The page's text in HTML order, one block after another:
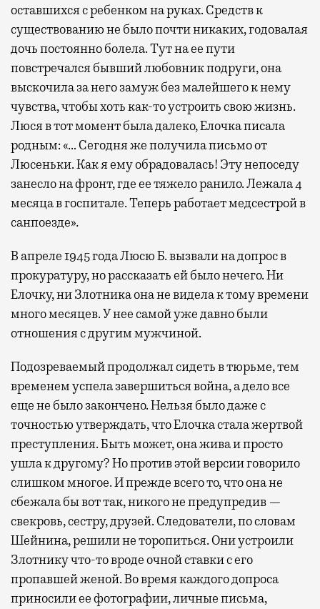
оставшихся с ребенком на руках. Средств к
существованию не было почти никаких, годовалая
дочь постоянно болела. Тут на ее пути
повстречался бывший любовник подруги, она
выскочила за него замуж без малейшего к нему
чувства, чтобы хоть как-то устроить свою жизнь.
Люся в тот момент была далеко, Елочка писала
родным: «… Сегодня же получила письмо от
Люсеньки. Как я ему обрадовалась! Эту непоседу
занесло на фронт, где ее тяжело ранило. Лежала 4
месяца в госпитале. Теперь работает медсестрой в
санпоезде».
В апреле 1945 года Люсю Б. вызвали на допрос в
прокуратуру, но рассказать ей было нечего. Ни
Елочку, ни Злотника она не видела к тому времени
много месяцев. У нее самой уже давно были
отношения с другим мужчиной.
Подозреваемый продолжал сидеть в тюрьме, тем
временем успела завершиться война, а дело все
еще не было закончено. Нельзя было даже с
точностью утверждать, что Елочка стала жертвой
преступления. Быть может, она жива и просто
ушла к другому? Но против этой версии говорило
слишком многое. И прежде всего то, что она не
сбежала бы вот так, никого не предупредив —
свекровь, сестру, друзей. Следователи, по словам
Шейнина, решили не торопиться. Они устроили
Злотнику что-то вроде очной ставки с его
пропавшей женой. Во время каждого допроса
приносили ее фотографии, личные письма,